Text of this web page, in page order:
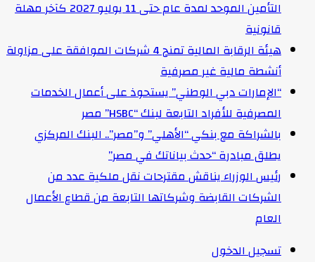
التأمين الموحد لمدة عام حتى 11 يوليو 2027 كآخر مهلة
قانونية
هيئة الرقابة المالية تمنح 4 شركات الموافقة على مزاولة
أنشطة مالية غير مصرفية
“الإمارات دبي الوطني” يستحوذ على أعمال الخدمات
المصرفية للأفراد التابعة لبنك “HSBC” مصر
بالشراكة مع بنكي “الأهلي” و”مصر”.. البنك المركزي
يطلق مبادرة “حدث بياناتك في مصر”
رئيس الوزراء يناقش مقترحات نقل ملكية عدد من
الشركات القابضة وشركاتها التابعة من قطاع الأعمال
العام
تسجيل الدخول